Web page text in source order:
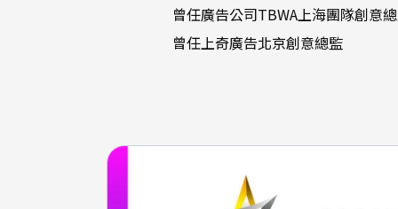
曾任廣告公司TBWA上海團隊創意
曾任上奇廣告北京創意總監